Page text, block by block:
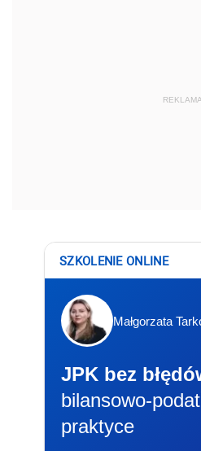
REKLAMA
SZKOLENIE ONLINE
Małgorzata
JPK bez
bilansowo-
praktyce